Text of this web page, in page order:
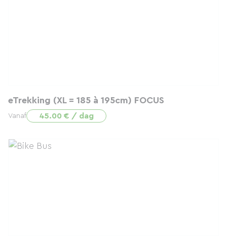
eTrekking (XL = 185 à 195cm) FOCUS
Vanaf 45.00 € / dag